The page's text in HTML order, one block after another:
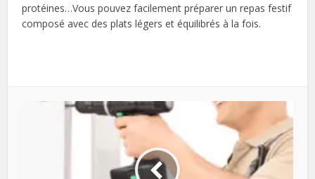
protéines…Vous pouvez facilement préparer un repas festif
composé avec des plats légers et équilibrés à la fois.